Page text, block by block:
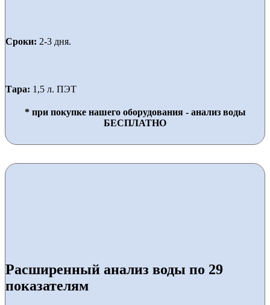
Сроки: 2-3 дня.
Тара: 1,5 л. ПЭТ
* при покупке нашего оборудования - анализ воды
БЕСПЛАТНО
Расширенный анализ воды по 29
показателям